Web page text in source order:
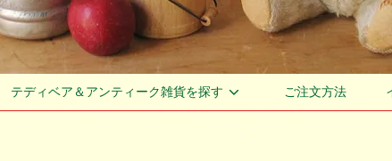
テディベア＆アンティーク雑貨を探す ご注文方法